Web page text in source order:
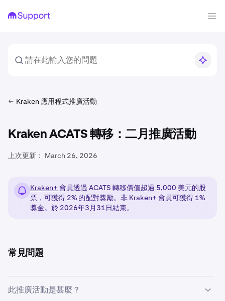
Kraken 應用程式推廣活動
Kraken ACATS 轉移：二月推廣活動
上次更新： March 26, 2026
Kraken+ 會員透過 ACATS 轉移價值超過 5,000 美元的股
票，可獲得 2% 的配對獎勵。非 Kraken+ 會員可獲得 1%
獎金。於 2026年3月31日結束。
常見問題
此推廣活動是甚麼？